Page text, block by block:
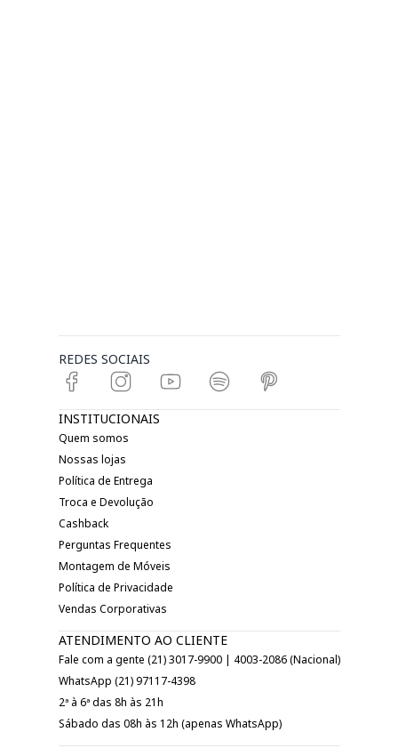
REDES SOCIAIS
INSTITUCIONAIS
Quem somos
Nossas lojas
Política de Entrega
Troca e Devolução
Cashback
Perguntas Frequentes
Montagem de Móveis
Política de Privacidade
Vendas Corporativas
ATENDIMENTO AO CLIENTE
Fale com a gente (21) 3017-9900 | 4003-2086 (Nacional)
WhatsApp (21) 97117-4398
2ª à 6ª das 8h às 21h
Sábado das 08h às 12h (apenas WhatsApp)